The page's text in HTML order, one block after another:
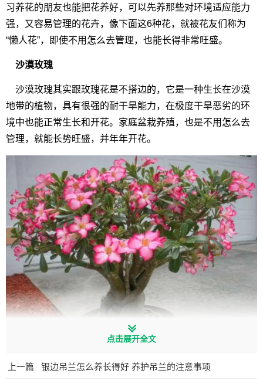
习养花的朋友也能把花养好，可以先养那些对环境适应能力
强，又容易管理的花卉，像下面这6种花，就被花友们称为
“懒人花”，即使不用怎么去管理，也能长得非常旺盛。
沙漠玫瑰
沙漠玫瑰其实跟玫瑰花是不搭边的，它是一种生长在沙漠
地带的植物，具有很强的耐干旱能力，在极度干旱恶劣的环
境中也能正常生长和开花。家庭盆栽养殖，也是不用怎么去
管理，就能长势旺盛，并年年开花。
点击展开全文
上一篇 银边吊兰怎么养长得好 养护吊兰的注意事项